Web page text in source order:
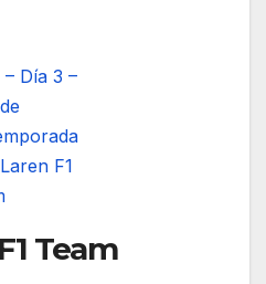
– Día 3 –
F1
Team